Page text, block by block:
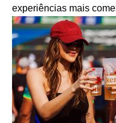
experiências mais